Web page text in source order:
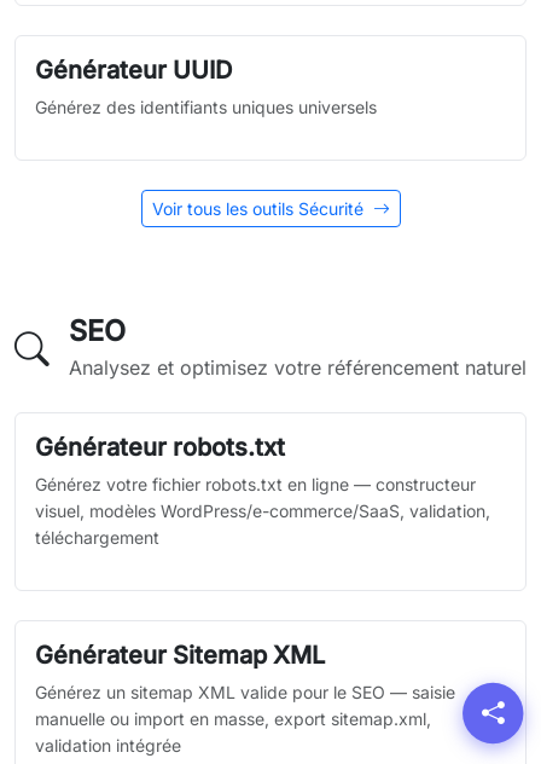
Générateur UUID
Générez des identifiants uniques universels
Voir tous les outils Sécurité
SEO
Analysez et optimisez votre référencement naturel
Générateur robots.txt
Générez votre fichier robots.txt en ligne — constructeur
visuel, modèles WordPress/e-commerce/SaaS, validation,
téléchargement
Générateur Sitemap XML
Générez un sitemap XML valide pour le SEO — saisie
manuelle ou import en masse, export sitemap.xml,
validation intégrée